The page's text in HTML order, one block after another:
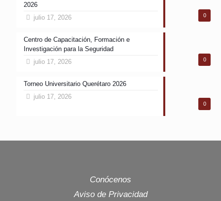
0
2026
julio 17, 2026
0
Centro de Capacitación, Formación e
Investigación para la Seguridad
julio 17, 2026
0
Torneo Universitario Querétaro 2026
julio 17, 2026
Conócenos
Aviso de Privacidad